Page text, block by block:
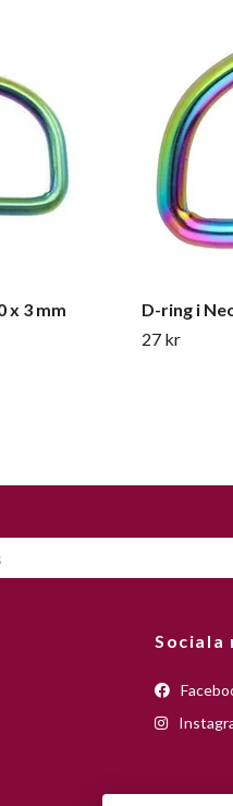
x 3 mm
D-ring i
27 kr
Sociala